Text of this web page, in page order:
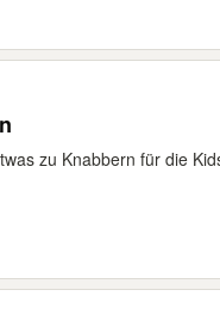
zu Knabbern für die